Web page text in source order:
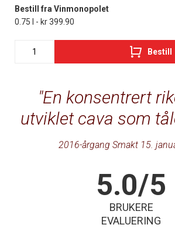
En konsentrert
utviklet cava som
2016-årgang Smakt 15.
5.0/5
BRUKERE
EVALUERING
Bestill fra Vinmonopolet
0.75 l - kr 399.90
Bestill